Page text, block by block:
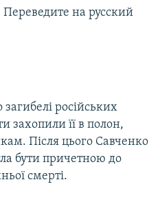
на русский
російських
захопили її в полон,
Після цього Савченко
бути причетною до
смерті.